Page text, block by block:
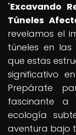
"Excavando
Túneles
revelamos el
túneles en las
que estas
significativo
Prepárate
fascinante
ecología
aventura bajo